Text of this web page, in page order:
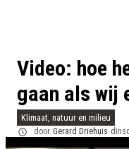
Video: hoe
gaan als wij
Klimaat, natuur en milieu
door Gerard Driehuis